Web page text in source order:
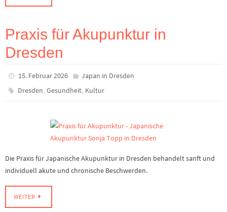
Praxis für Akupunktur in
Dresden
15. Februar 2026
Japan in Dresden
Dresden,Gesundheit, Kultur
Die Praxis für Japanische Akupunktur in Dresden behandelt sanft und
individuell akute und chronische Beschwerden.
WEITER